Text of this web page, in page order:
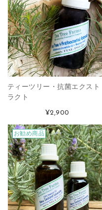
ティーツリー・抗菌エクスト
ラクト
¥2,900
お勧め商品